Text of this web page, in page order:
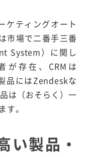
ケティングオート
市場で二番手三番
System）に関し
が存在、CRMは
品にはZendeskな
は（おそらく）一
す。
い製品・